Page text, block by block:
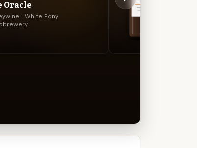
Oracle
· White Pony